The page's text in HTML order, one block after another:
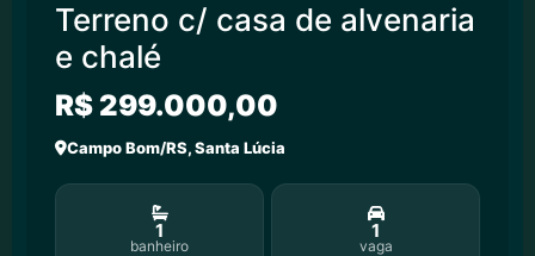
Terreno c/ casa de alvenaria
e chalé
R$ 299.000,00
Campo Bom/RS, Santa Lúcia
1
banheiro
1
vaga